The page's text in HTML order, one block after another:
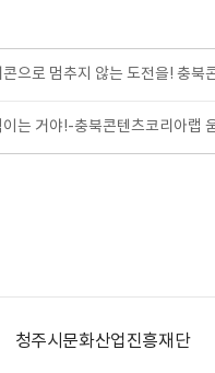
으로 멈추지 않는 도전을! 충북
는 거야!-충북콘텐츠코리아랩
흥재단 충북과학기술